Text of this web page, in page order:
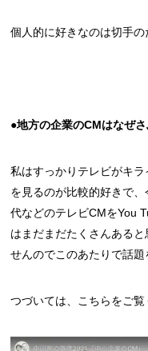
個人的に好きなのは切手の
●地方の企業のCMはなぜさ
私はすっかりテレビがキ
を見るのが比較的好きで
代などのテレビCMをYou
はまだまだたくさんある
せんのでこのあたりで話題
つづいては、こちらをご覧